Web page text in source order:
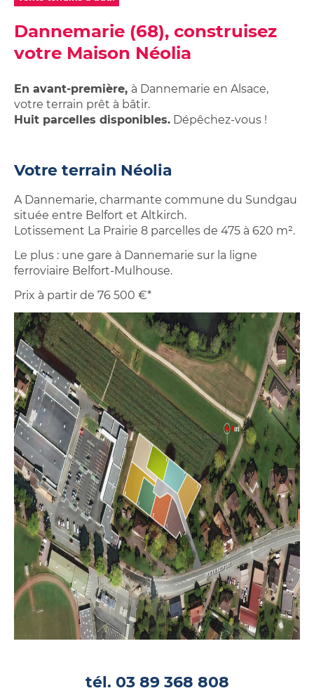
étudiants
Garage
place
de
parking
location
Néolia
votre
garage
ou
de
parking
Dannemarie (68), construisez
votre Maison Néolia
En avant-première, à Dannemarie en Alsace,
votre terrain prêt à bâtir.
Huit parcelles disponibles. Dépêchez-vous !
Votre terrain Néolia
A Dannemarie, charmante commune du Sundgau
située entre Belfort et Altkirch.
Lotissement La Prairie 8 parcelles de 475 à 620 m².
Le plus : une gare à Dannemarie sur la ligne
ferroviaire Belfort-Mulhouse.
Prix à partir de 76 500 €*
tél. 03 89 368 808